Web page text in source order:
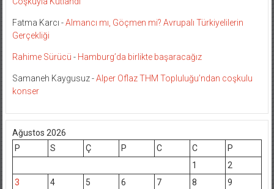
Fatma Karcı -Almancı mı, Göçmen mi? Avrupalı Türkiyelilerin
Gerçekliği
Rahime Sürücü - Hamburg’da birlikte başaracağız
Samaneh Kaygusuz-Alper Oflaz THM Topluluğu’ndan coşkulu
konser
Ağustos 2026
P
S Ç P C C
P
1
2
3
4 5 6 7 8 9